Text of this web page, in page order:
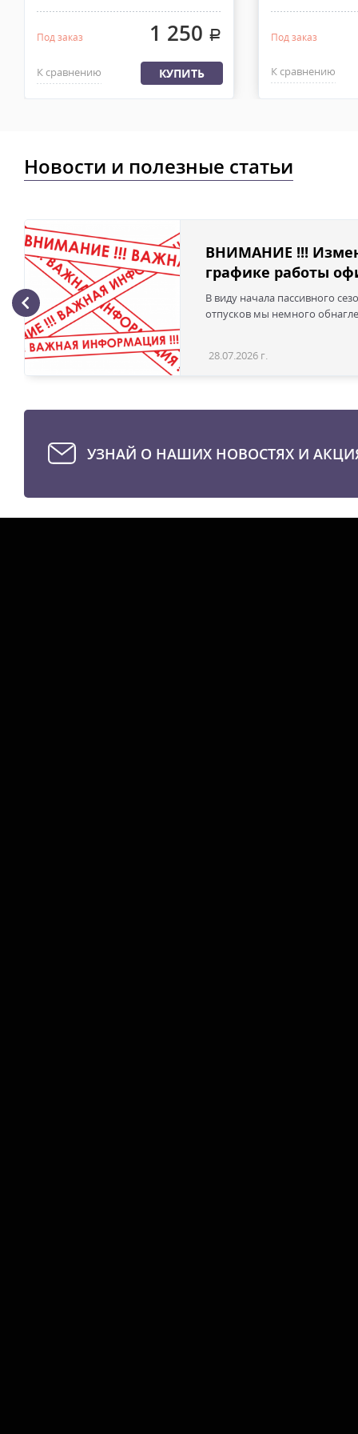
в течении 2-4х рабочих дней с момента 100% предоплаты,
Под заказ 1 250 .
К сравнению КУПИТЬ
Под заказ
К сравнению
Новости и полезные статьи
ВНИМАНИЕ !!!
графике работы
В виду начала пассивного
отпусков мы немного
28.07.2026 г.
УЗНАЙ О НАШИХ НОВОСТЯХ И